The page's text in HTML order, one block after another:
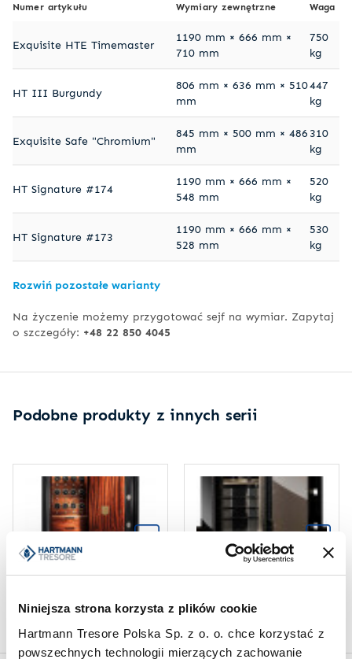
Niniejsza strona korzysta z plików cookie
Hartmann Tresore Polska Sp. z o. o. chce korzystać z
powszechnych technologii mierzących zachowanie
Numer artykułu Wymiary zewnętrzne Waga
Exquisite HTE Timemaster
1190 mm × 666 mm ×
710 mm
750
kg
HT III Burgundy
806 mm × 636 mm × 510
mm
447
kg
Exquisite Safe "Chromium"
845 mm × 500 mm × 486
mm
310
kg
HT Signature #174
1190 mm × 666 mm ×
548 mm
520
kg
HT Signature #173
1190 mm × 666 mm ×
528 mm
530
kg
Rozwiń pozostałe warianty
Na życzenie możemy przygotować sejf na wymiar. Zapytaj
o szczegóły: +48 22 850 4045
Podobne produkty z innych serii
SEJFY EXQUISITE
Exquisite HTE Timemaster
SEJFY EXQUISITE
Exquisite Safe "Chromium"